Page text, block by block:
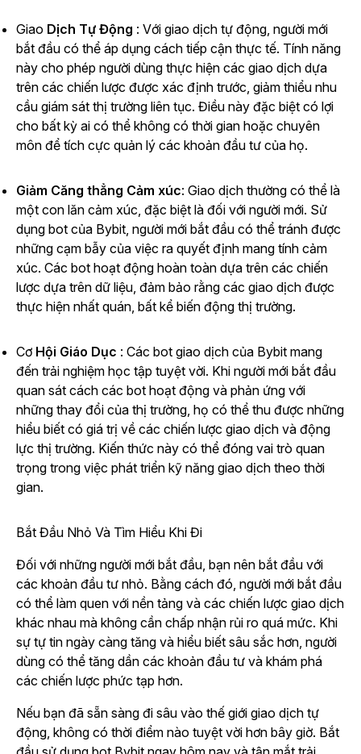
Giao Dịch Tự Động : Với giao dịch tự động, người mới
bắt đầu có thể áp dụng cách tiếp cận thực tế. Tính năng
này cho phép người dùng thực hiện các giao dịch dựa
trên các chiến lược được xác định trước, giảm thiểu nhu
cầu giám sát thị trường liên tục. Điều này đặc biệt có lợi
cho bất kỳ ai có thể không có thời gian hoặc chuyên
môn để tích cực quản lý các khoản đầu tư của họ.
Giảm Căng thẳng Cảm xúc: Giao dịch thường có thể là
một con lăn cảm xúc, đặc biệt là đối với người mới. Sử
dụng bot của Bybit, người mới bắt đầu có thể tránh được
những cạm bẫy của việc ra quyết định mang tính cảm
xúc. Các bot hoạt động hoàn toàn dựa trên các chiến
lược dựa trên dữ liệu, đảm bảo rằng các giao dịch được
thực hiện nhất quán, bất kể biến động thị trường.
Cơ Hội Giáo Dục : Các bot giao dịch của Bybit mang
đến trải nghiệm học tập tuyệt vời. Khi người mới bắt đầu
quan sát cách các bot hoạt động và phản ứng với
những thay đổi của thị trường, họ có thể thu được những
hiểu biết có giá trị về các chiến lược giao dịch và động
lực thị trường. Kiến thức này có thể đóng vai trò quan
trọng trong việc phát triển kỹ năng giao dịch theo thời
gian.
Bắt Đầu Nhỏ Và Tìm Hiểu Khi Đi
Đối với những người mới bắt đầu, bạn nên bắt đầu với
các khoản đầu tư nhỏ. Bằng cách đó, người mới bắt đầu
có thể làm quen với nền tảng và các chiến lược giao dịch
khác nhau mà không cần chấp nhận rủi ro quá mức. Khi
sự tự tin ngày càng tăng và hiểu biết sâu sắc hơn, người
dùng có thể tăng dần các khoản đầu tư và khám phá
các chiến lược phức tạp hơn.
Nếu bạn đã sẵn sàng đi sâu vào thế giới giao dịch tự
động, không có thời điểm nào tuyệt vời hơn bây giờ. Bắt